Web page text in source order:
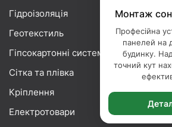
Монтаж
Професійна
панелей на
будинку.
точний кут
Гідроізоляція
Геотекстиль
Гіпсокартонні системи
Сітка та плівка
Кріплення
Електротовари